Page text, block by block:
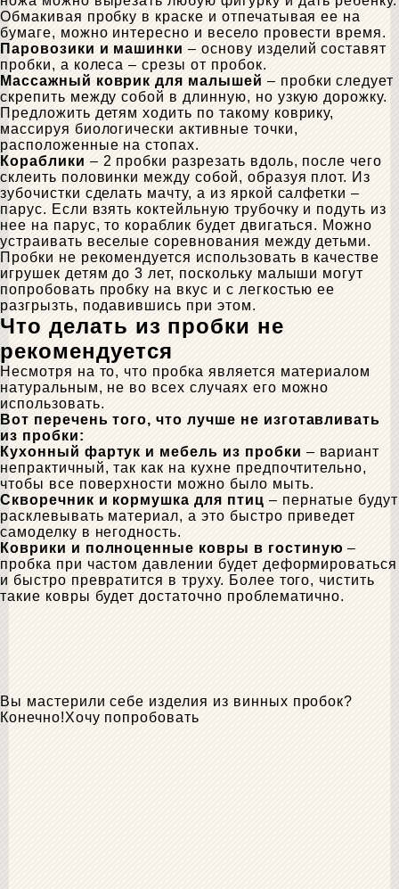
Обмакивая пробку в краске и отпечатывая ее на
бумаге, можно интересно и весело провести время.
Паровозики и машинки – основу изделий составят
пробки, а колеса – срезы от пробок.
Массажный коврик для малышей – пробки следует
скрепить между собой в длинную, но узкую дорожку.
Предложить детям ходить по такому коврику,
массируя биологически активные точки,
расположенные на стопах.
Кораблики – 2 пробки разрезать вдоль, после чего
склеить половинки между собой, образуя плот. Из
зубочистки сделать мачту, а из яркой салфетки –
парус. Если взять коктейльную трубочку и подуть из
нее на парус, то кораблик будет двигаться. Можно
устраивать веселые соревнования между детьми.
Пробки не рекомендуется использовать в качестве
игрушек детям до 3 лет, поскольку малыши могут
попробовать пробку на вкус и с легкостью ее
разгрызть, подавившись при этом.
Что делать из пробки не
рекомендуется
Несмотря на то, что пробка является материалом
натуральным, не во всех случаях его можно
использовать.
Вот перечень того, что лучше не изготавливать
из пробки:
Кухонный фартук и мебель из пробки – вариант
непрактичный, так как на кухне предпочтительно,
чтобы все поверхности можно было мыть.
Скворечник и кормушка для птиц – пернатые будут
расклевывать материал, а это быстро приведет
самоделку в негодность.
Коврики и полноценные ковры в гостиную –
пробка при частом давлении будет деформироваться
и быстро превратится в труху. Более того, чистить
такие ковры будет достаточно проблематично.
Вы мастерили себе изделия из винных пробок?
Конечно!Хочу попробовать